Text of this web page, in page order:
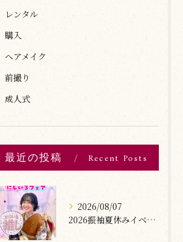
レンタル
購入
ヘアメイク
前撮り
成人式
最近の投稿 Recent Posts
2026/08/07
2026振袖夏休みイベント開催🌺🐠